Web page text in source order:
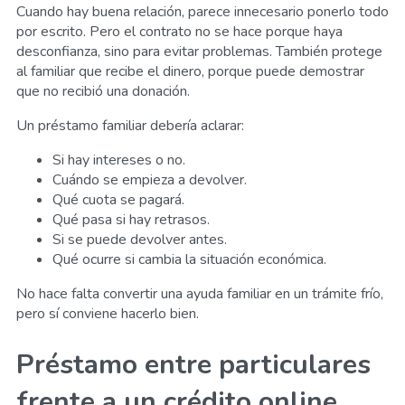
Cuando hay buena relación, parece innecesario ponerlo todo
por escrito. Pero el contrato no se hace porque haya
desconfianza, sino para evitar problemas. También protege
al familiar que recibe el dinero, porque puede demostrar
que no recibió una donación.
Un préstamo familiar debería aclarar:
Si hay intereses o no.
Cuándo se empieza a devolver.
Qué cuota se pagará.
Qué pasa si hay retrasos.
Si se puede devolver antes.
Qué ocurre si cambia la situación económica.
No hace falta convertir una ayuda familiar en un trámite frío,
pero sí conviene hacerlo bien.
Préstamo entre particulares